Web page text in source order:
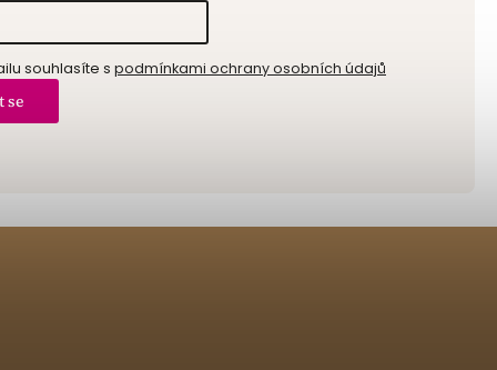
souhlasíte s podmínkami ochrany osobních údajů
se